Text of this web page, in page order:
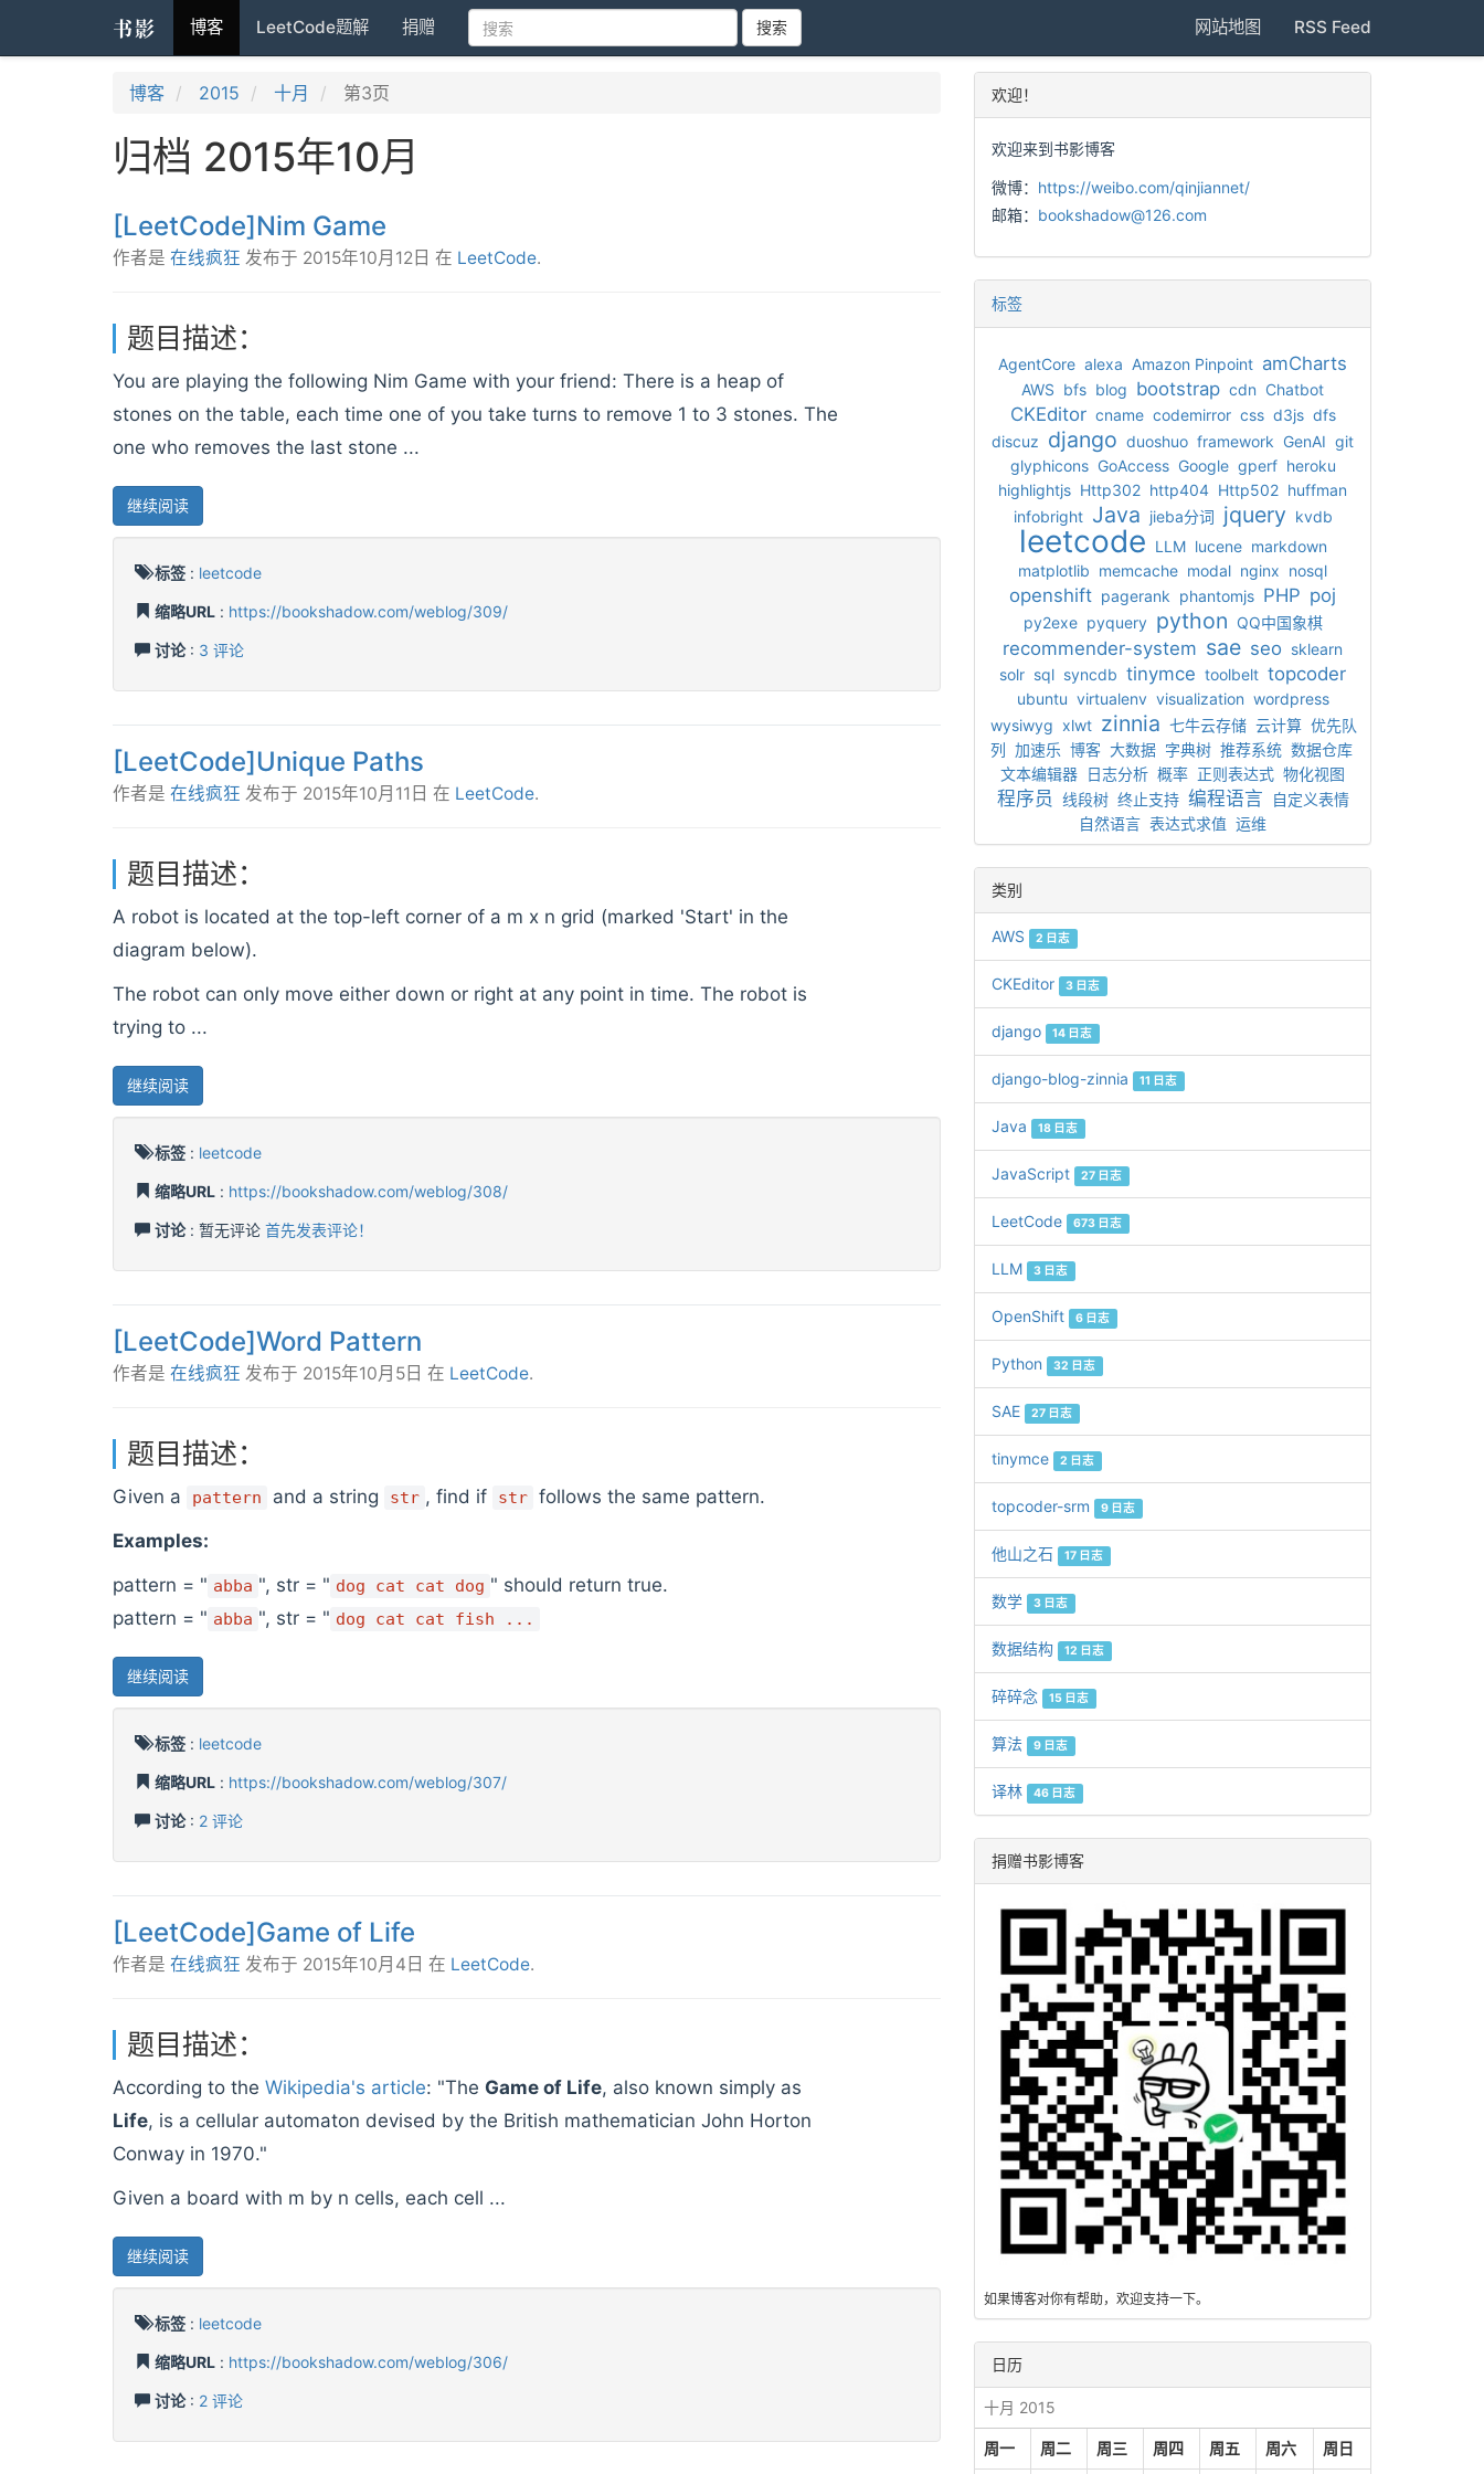
书影 博客 LeetCode题解 捐赠 搜索 网站地图 RSS Feed
博客 2015 十月 第3页
归档 2015年10月
[LeetCode]Nim Game
作者是 在线疯狂 发布于 2015年10月12日 在 LeetCode.
题目描述：
You are playing the following Nim Game with your friend: There is a heap of
stones on the table, each time one of you take turns to remove 1 to 3 stones. The
one who removes the last stone ...
继续阅读
标签 : leetcode
缩略URL : https://bookshadow.com/weblog/309/
讨论: 3 评论
[LeetCode]Unique Paths
作者是 在线疯狂 发布于 2015年10月11日 在 LeetCode.
题目描述：
A robot is located at the top-left corner of a m x n grid (marked 'Start' in the
diagram below).
The robot can only move either down or right at any point in time. The robot is
trying to ...
继续阅读
标签 : leetcode
缩略URL : https://bookshadow.com/weblog/308/
讨论: 暂无评论 首先发表评论！
[LeetCode]Word Pattern
作者是 在线疯狂 发布于 2015年10月5日 在 LeetCode.
题目描述：
Given a pattern and a string str , find if str follows the same pattern.
Examples:
pattern = " abba ", str = " dog cat cat dog " should return true.
pattern = " abba ", str = " dog cat cat fish ...
继续阅读
标签 : leetcode
缩略URL : https://bookshadow.com/weblog/307/
讨论: 2 评论
[LeetCode]Game of Life
作者是 在线疯狂 发布于 2015年10月4日 在 LeetCode.
题目描述：
According to the Wikipedia's article: "The Game of Life, also known simply as
Life, is a cellular automaton devised by the British mathematician John Horton
Conway in 1970."
Given a board with m by n cells, each cell ...
继续阅读
标签 : leetcode
缩略URL : https://bookshadow.com/weblog/306/
讨论: 2 评论
欢迎！
欢迎来到书影博客
微博： https://weibo.com/qinjiannet/
邮箱： bookshadow@126.com
标签
AgentCore alexa Amazon Pinpoint amCharts
AWS bfs blog bootstrap cdn Chatbot
CKEditor cname codemirror css d3js dfs
discuz django duoshuo framework GenAI git
glyphicons GoAccess Google gperf heroku
highlightjs Http302 http404 Http502 huffman
infobright Java jieba分词 jquery kvdb
leetcode LLM lucene markdown
matplotlib memcache modal nginx nosql
openshift pagerank phantomjs PHP poj
py2exe pyquery python QQ中国象棋
recommender-system sae seo sklearn
solr sql syncdb tinymce toolbelt topcoder
ubuntu virtualenv visualization wordpress
wysiwyg xlwt zinnia 七牛云存储 云计算 优先队
列 加速乐 博客 大数据 字典树 推荐系统 数据仓库
文本编辑器 日志分析 概率 正则表达式 物化视图
程序员 线段树 终止支持 编程语言
自定义表情
自然语言 表达式求值 运维
类别
AWS 2 日志
CKEditor 3 日志
django 14 日志
django-blog-zinnia 11 日志
Java 18 日志
JavaScript 27 日志
LeetCode 673 日志
LLM 3 日志
OpenShift 6 日志
Python 32 日志
SAE 27 日志
tinymce 2 日志
topcoder-srm 9 日志
他山之石 17 日志
数学 3 日志
数据结构 12 日志
碎碎念 15 日志
算法 9 日志
译林 46 日志
捐赠书影博客
如果博客对你有帮助，欢迎支持一下。
日历
十月 2015
周一 周二 周三 周四 周五 周六 周日